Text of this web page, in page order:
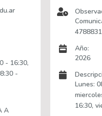
- 16:30,
-
A
Año:
2026
Lunes:
16:30,